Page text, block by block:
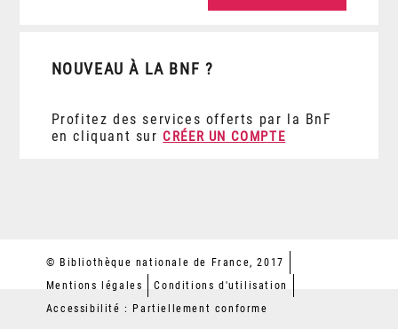
NOUVEAU À LA BNF ?
Profitez des services offerts par la BnF
en cliquant sur CRÉER UN COMPTE
© Bibliothèque nationale de France, 2017
Mentions légales
Conditions d'utilisation
Accessibilité : Partiellement conforme